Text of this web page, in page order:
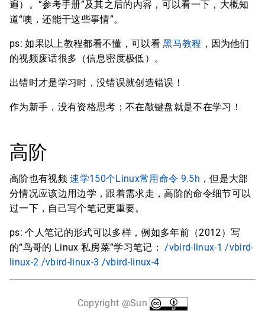
遍）。“参考手册”及其之后的内容，可以看一下，大概知
道“噢，还能干这些事情”。
ps: 如果以上教程都看不懂，可以看黑马教程 ，因为他们
的视频废话很多（信息密度极低）。
出错时才是学习时，没错误就创造错误！
作为新手，没有资格思考；不在敲键盘就是不在学习！
高阶
高阶也有视频速学150个Linux常用命令 9.5h ，但是大部
分情况应该边用边学，跟着需求走，高阶的命令细节可以
过一下，自己写个笔记更重要。
ps: 个人笔记的形式可以多样，例如多年前（2012）写
的“鸟哥的 Linux 私房菜”学习笔记：/vbird-linux-1 /vbird-
linux-2 /vbird-linux-3 /vbird-linux-4
Copyright @Sun